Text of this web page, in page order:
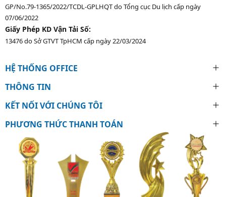
GP/No.79-1365/2022/TCDL-GPLHQT do Tổng cục Du lịch cấp ngày
07/06/2022
Giấy Phép KD Vận Tải Số:
13476 do Sở GTVT TpHCM cấp ngày 22/03/2024
HỆ THỐNG OFFICE
THÔNG TIN
KẾT NỐI VỚI CHÚNG TÔI
PHƯƠNG THỨC THANH TOÁN